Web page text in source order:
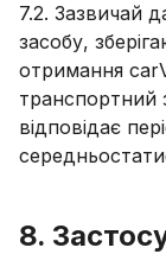
7.2. Зазвичай
засобу,
отримання
транспортний
відповідає
8.